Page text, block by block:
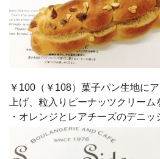
￥100（￥108）菓子パン生地に
上げ、粒入りピーナッツクリーム
・オレンジとレアチーズのデニッ